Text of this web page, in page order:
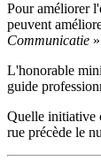
Pour améliorer
peuvent
Communicatie
L'honorable
guide
Quelle initiative
rue précède le